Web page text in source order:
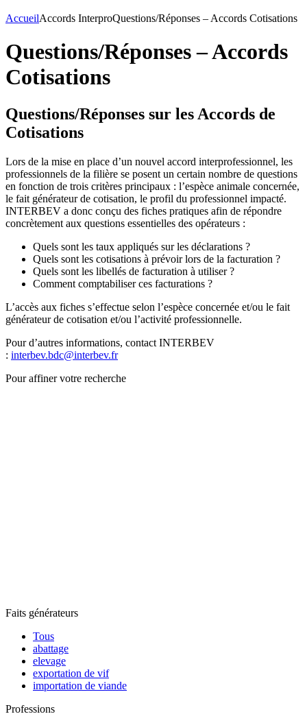
AccueilAccords InterproQuestions/Réponses – Accords Cotisations
Questions/Réponses – Accords
Cotisations
Questions/Réponses sur les Accords de
Cotisations
Lors de la mise en place d’un nouvel accord interprofessionnel, les
professionnels de la filière se posent un certain nombre de questions
en fonction de trois critères principaux : l’espèce animale concernée,
le fait générateur de cotisation, le profil du professionnel impacté.
INTERBEV a donc conçu des fiches pratiques afin de répondre
concrètement aux questions essentielles des opérateurs :
Quels sont les taux appliqués sur les déclarations ?
Quels sont les cotisations à prévoir lors de la facturation ?
Quels sont les libellés de facturation à utiliser ?
Comment comptabiliser ces facturations ?
L’accès aux fiches s’effectue selon l’espèce concernée et/ou le fait
générateur de cotisation et/ou l’activité professionnelle.
Pour d’autres informations, contact INTERBEV
: interbev.bdc@interbev.fr
Pour affiner votre recherche
Faits générateurs
Tous
abattage
elevage
exportation de vif
importation de viande
Professions